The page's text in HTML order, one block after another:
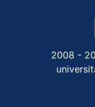
2008 -